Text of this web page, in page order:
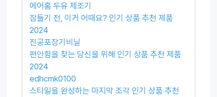
에어홈 두유 제조기
잠들기 전, 이거 어때요? 인기 상품 추천 제품
2024
진공포장기비닐
편안함을 찾는 당신을 위해 인기 상품 추천 제품
2024
edhcmk0100
스타일을 완성하는 마지막 조각 인기 상품 추천